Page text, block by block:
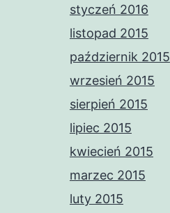
styczeń 2016
listopad 2015
październik 2015
wrzesień 2015
sierpień 2015
lipiec 2015
kwiecień 2015
marzec 2015
luty 2015